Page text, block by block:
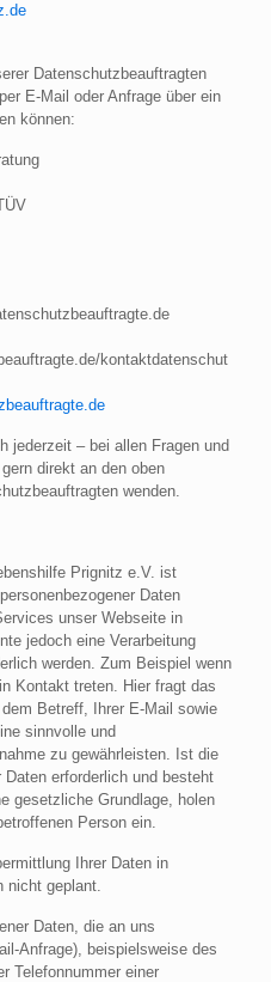
Datenschutzbeauftragten
E-Mail oder Anfrage über ein
können:
kontaktdatenschut
jederzeit – bei allen Fragen und
direkt an den oben
wenden.
Prignitz e.V. ist
Daten
unser Webseite in
jedoch eine Verarbeitung
werden. Zum Beispiel wenn
Kontakt treten. Hier fragt das
Betreff, Ihrer E-Mail sowie
sinnvolle und
zu gewährleisten. Ist die
Daten erforderlich und besteht
gesetzliche Grundlage, holen
Person ein.
Ihrer Daten in
nicht geplant.
Daten, die an uns
Anfrage), beispielsweise des
Telefonnummer einer